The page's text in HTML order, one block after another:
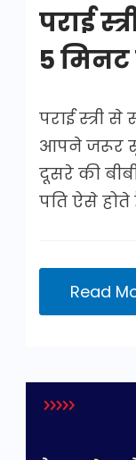
पराई
5 मिनट
पराई स्त्री
आपने जरूर
दूसरे की
पति ऐसे होते
Read
औजार